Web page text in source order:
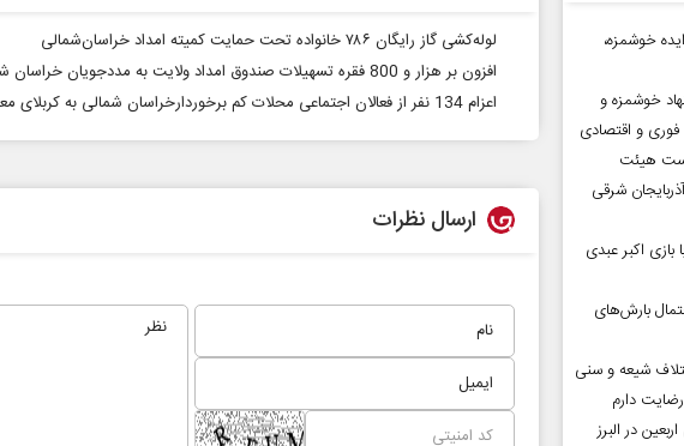
لوله‌کشی گاز رایگان ۷۸۶ خانواده تحت حمایت کمیته امداد خراسان‌شمالی
افزون بر هزار و 800 فقره تسهیلات صندوق امداد ولایت به مددجویان خراسان شمالی پرداخت شد
اعزام 134 نفر از فعالان اجتماعی محلات کم برخوردارخراسان شمالی به کربلای معلی
ارسال نظرات
برای شام چی درست کنم؟ | ۲۵ ایده خوشمزه،
کنم؟ | ۲۰ پیشنهاد خوشمزه و
فوری و اقتصادی
هیئت
شرقی
اکبر عبدی
بارش‌های
شیعه و سنی
دارم
در البرز